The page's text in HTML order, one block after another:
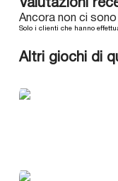
Valutazioni
Ancora non ci
Solo i clienti che hanno
Altri giochi di